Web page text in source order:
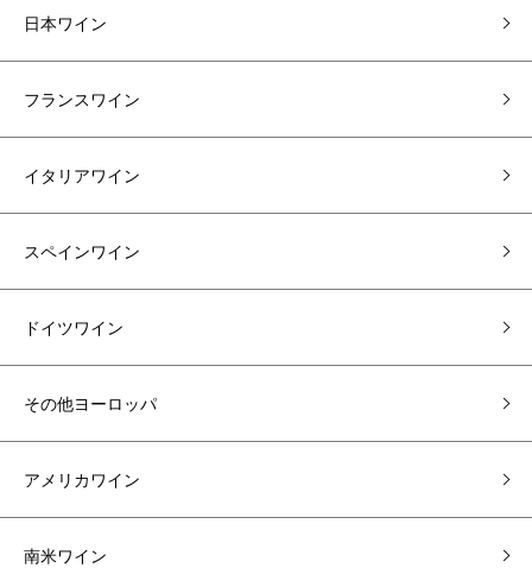
日本ワイン
フランスワイン
イタリアワイン
スペインワイン
ドイツワイン
その他ヨーロッパ
アメリカワイン
南米ワイン